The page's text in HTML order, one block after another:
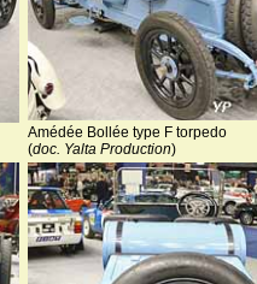
Amédée Bollée type F torpedo
(doc. Yalta Production)